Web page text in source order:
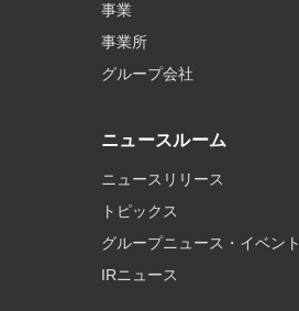
事業
事業所
グループ会社
ニュースルーム
ニュースリリース
トピックス
グループニュース・イベント
IRニュース